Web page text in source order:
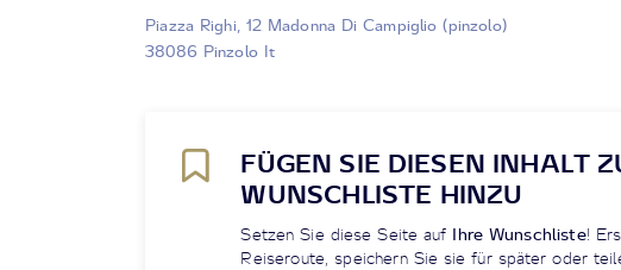
Piazza Righi, 12 Madonna Di Campiglio (pinzolo)
38086 Pinzolo It
FÜGEN SIE DIESEN INHALT
WUNSCHLISTE HINZU
Setzen Sie diese Seite auf Ihre Wunschliste!
Reiseroute, speichern Sie sie für später oder